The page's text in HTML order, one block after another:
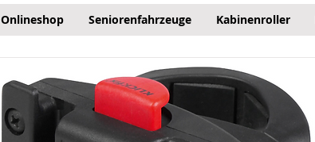
Onlineshop Seniorenfahrzeuge Kabinenroller